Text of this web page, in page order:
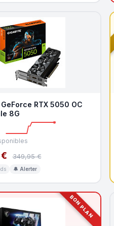
RTX 5050 OC
8G
349,95 €
🔔 Alerter
BON PLAN